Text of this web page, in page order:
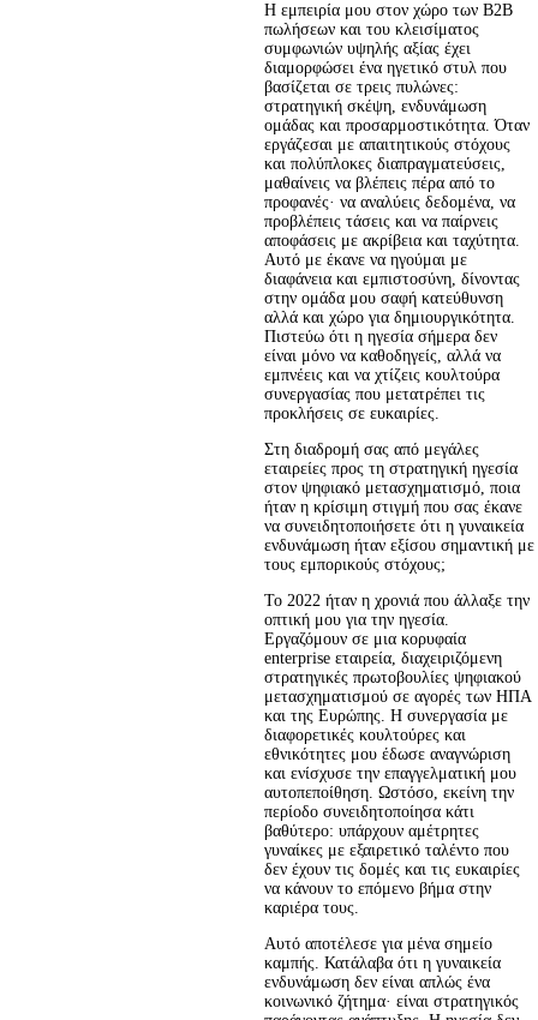
Η εμπειρία μου στον χώρο των B2B
πωλήσεων και του κλεισίματος
συμφωνιών υψηλής αξίας έχει
διαμορφώσει ένα ηγετικό στυλ που
βασίζεται σε τρεις πυλώνες:
στρατηγική σκέψη, ενδυνάμωση
ομάδας και προσαρμοστικότητα. Όταν
εργάζεσαι με απαιτητικούς στόχους
και πολύπλοκες διαπραγματεύσεις,
μαθαίνεις να βλέπεις πέρα από το
προφανές· να αναλύεις δεδομένα, να
προβλέπεις τάσεις και να παίρνεις
αποφάσεις με ακρίβεια και ταχύτητα.
Αυτό με έκανε να ηγούμαι με
διαφάνεια και εμπιστοσύνη, δίνοντας
στην ομάδα μου σαφή κατεύθυνση
αλλά και χώρο για δημιουργικότητα.
Πιστεύω ότι η ηγεσία σήμερα δεν
είναι μόνο να καθοδηγείς, αλλά να
εμπνέεις και να χτίζεις κουλτούρα
συνεργασίας που μετατρέπει τις
προκλήσεις σε ευκαιρίες.
Στη διαδρομή σας από μεγάλες
εταιρείες προς τη στρατηγική ηγεσία
στον ψηφιακό μετασχηματισμό, ποια
ήταν η κρίσιμη στιγμή που σας έκανε
να συνειδητοποιήσετε ότι η γυναικεία
ενδυνάμωση ήταν εξίσου σημαντική με
τους εμπορικούς στόχους;
Το 2022 ήταν η χρονιά που άλλαξε την
οπτική μου για την ηγεσία.
Εργαζόμουν σε μια κορυφαία
enterprise εταιρεία, διαχειριζόμενη
στρατηγικές πρωτοβουλίες ψηφιακού
μετασχηματισμού σε αγορές των ΗΠΑ
και της Ευρώπης. Η συνεργασία με
διαφορετικές κουλτούρες και
εθνικότητες μου έδωσε αναγνώριση
και ενίσχυσε την επαγγελματική μου
αυτοπεποίθηση. Ωστόσο, εκείνη την
περίοδο συνειδητοποίησα κάτι
βαθύτερο: υπάρχουν αμέτρητες
γυναίκες με εξαιρετικό ταλέντο που
δεν έχουν τις δομές και τις ευκαιρίες
να κάνουν το επόμενο βήμα στην
καριέρα τους.
Αυτό αποτέλεσε για μένα σημείο
καμπής. Κατάλαβα ότι η γυναικεία
ενδυνάμωση δεν είναι απλώς ένα
κοινωνικό ζήτημα· είναι στρατηγικός